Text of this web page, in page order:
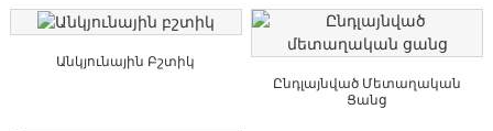
Անկյունային Բշտիկ
Ընդլայնված Մետաղական
Ցանց